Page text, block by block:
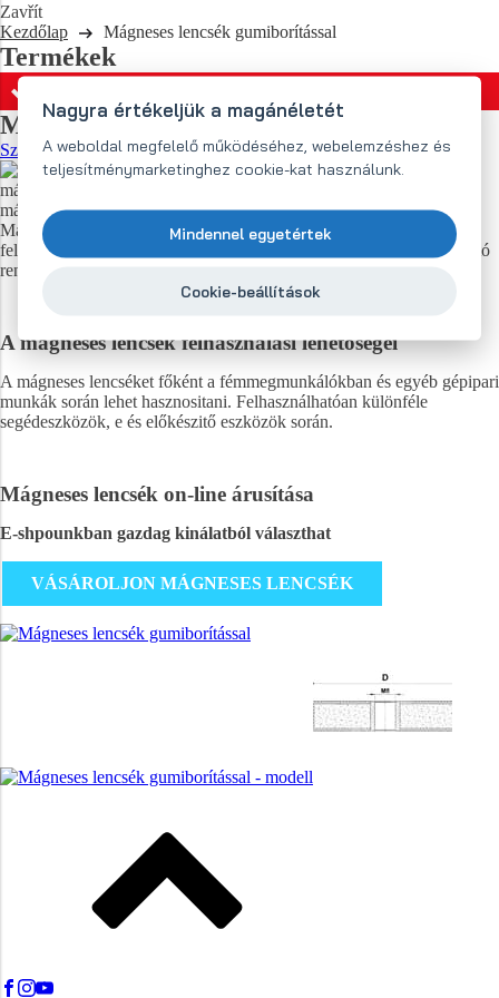
Zavřít
Nagyra értékeljük a magánéletét
A weboldal megfelelő működéséhez, webelemzéshez és
teljesítménymarketinghez cookie-kat használunk.
Mindennel egyetértek
Cookie-beállítások
Kezdőlap Mágneses lencsék gumiborítással
Termékek
Mágneses lencsék gumiborítással
Szeretnék átlépni a webáruházba
A mágnes lencsék több fajta
mágnessel lehetnek felszerelve: NdFeB. A gumiborítással ellátott
mágneses lencsék előnye, hogy nem karcolják meg a fém felületét.
Maga a lencse fehér gumiborítása nem hagy foltot az érintkezési
felületeken. A menetnek köszönhetően a lencse egyszerűen felfogható
rendeltetési helyére.
A mágneses lencsék felhasználási lehetőségei
A mágneses lencséket főként a fémmegmunkálókban és egyéb gépipari
munkák során lehet hasznositani. Felhasználhatóan különféle
segédeszközök, e és előkészitő eszközök során.
Mágneses lencsék on-line árusítása
E-shpounkban gazdag kinálatból választhat
VÁSÁROLJON MÁGNESES LENCSÉK